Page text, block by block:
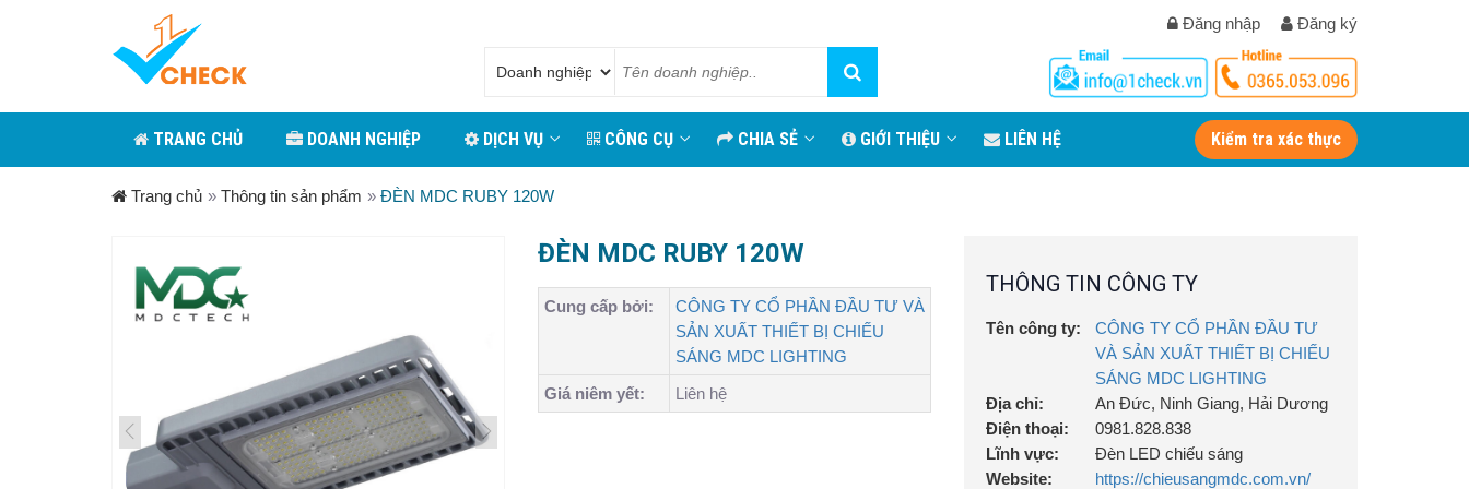
Đăng nhập Đăng ký
TRANG CHỦ DOANH NGHIỆP DỊCH VỤ CÔNG CỤ CHIA SẺ GIỚI THIỆU LIÊN HỆ Kiểm tra xác thực
Trang chủ » Thông tin sản phẩm » ĐÈN MDC RUBY 120W
ĐÈN MDC RUBY 120W
Cung cấp bởi:
CÔNG TY CỔ PHẦN ĐẦU TƯ VÀ
SẢN XUẤT THIẾT BỊ CHIẾU
SÁNG MDC LIGHTING
Giá niêm yết:
Liên hệ
THÔNG TIN CÔNG TY
Tên công ty:
CÔNG TY CỔ PHẦN ĐẦU TƯ
VÀ SẢN XUẤT THIẾT BỊ CHIẾU
SÁNG MDC LIGHTING
Địa chỉ:
An Đức, Ninh Giang, Hải Dương
Điện thoại:
0981.828.838
Lĩnh vực:
Đèn LED chiếu sáng
Website:
https://chieusangmdc.com.vn/